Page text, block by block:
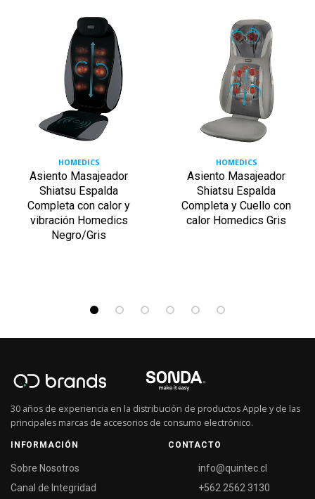
HOMEDICS
Asiento Masajeador
Shiatsu Espalda
Completa con calor y
vibración Homedics
Negro/Gris
HOMEDICS
Asiento Masajeador
Shiatsu Espalda
Completa y Cuello con
calor Homedics Gris
30 años de experiencia en la distribución de productos Apple y de las
principales marcas de accesorios de consumo electrónico.
INFORMACIÓN
Sobre Nosotros
Canal de Integridad
CONTACTO
info@quintec.cl
+562 2562 3130